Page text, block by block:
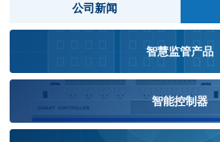
公司新闻
智慧监管产品
智能控制器